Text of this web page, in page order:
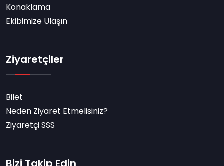
Konaklama
Ekibimize Ulaşın
Ziyaretçiler
Bilet
Neden Ziyaret Etmelisiniz?
Ziyaretçi SSS